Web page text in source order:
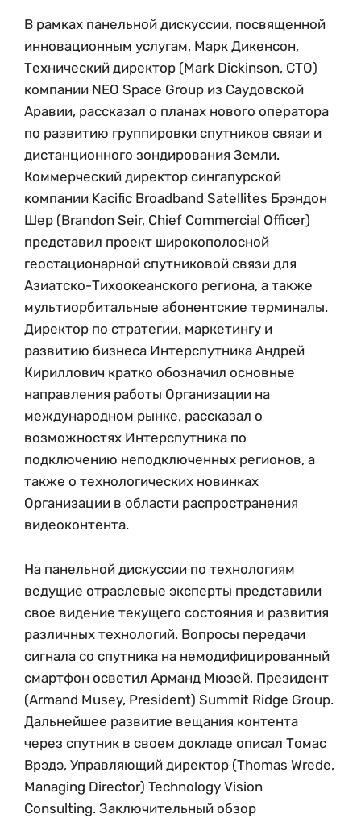
В рамках панельной дискуссии, посвященной
инновационным услугам, Марк Дикенсон,
Технический директор (Mark Dickinson, CTO)
компании NEO Space Group из Саудовской
Аравии, рассказал о планах нового оператора
по развитию группировки спутников связи и
дистанционного зондирования Земли.
Коммерческий директор сингапурской
компании Kacific Broadband Satellites Брэндон
Шер (Brandon Seir, Chief Commercial Officer)
представил проект широкополосной
геостационарной спутниковой связи для
Азиатско-Тихоокеанского региона, а также
мультиорбитальные абонентские терминалы.
Директор по стратегии, маркетингу и
развитию бизнеса Интерспутника Андрей
Кириллович кратко обозначил основные
направления работы Организации на
международном рынке, рассказал о
возможностях Интерспутника по
подключению неподключенных регионов, а
также о технологических новинках
Организации в области распространения
видеоконтента.
На панельной дискуссии по технологиям
ведущие отраслевые эксперты представили
свое видение текущего состояния и развития
различных технологий. Вопросы передачи
сигнала со спутника на немодифицированный
смартфон осветил Арманд Мюзей, Президент
(Armand Musey, President) Summit Ridge Group.
Дальнейшее развитие вещания контента
через спутник в своем докладе описал Томас
Врэдэ, Управляющий директор (Thomas Wrede,
Managing Director) Technology Vision
Consulting. Заключительный обзор